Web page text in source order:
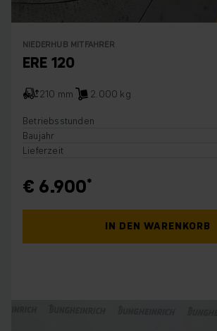
NIEDERHUB MITFAHRER
ERE 120
210 mm
2.000 kg
Betriebsstunden
Baujahr
Lieferzeit
€ 6.900
IN DEN WARENKORB